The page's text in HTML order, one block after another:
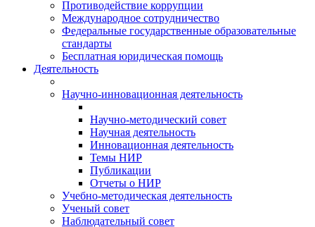
Противодействие коррупции
Международное сотрудничество
Федеральные государственные образовательные
стандарты
Бесплатная юридическая помощь
Деятельность
Научно-инновационная деятельность
Научно-методический совет
Научная деятельность
Инновационная деятельность
Темы НИР
Публикации
Отчеты о НИР
Учебно-методическая деятельность
Ученый совет
Наблюдательный совет